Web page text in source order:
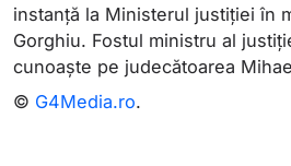
instanță la Ministerul justiției în
Gorghiu. Fostul ministru al
cunoaște pe judecătoarea
© G4Media.ro.